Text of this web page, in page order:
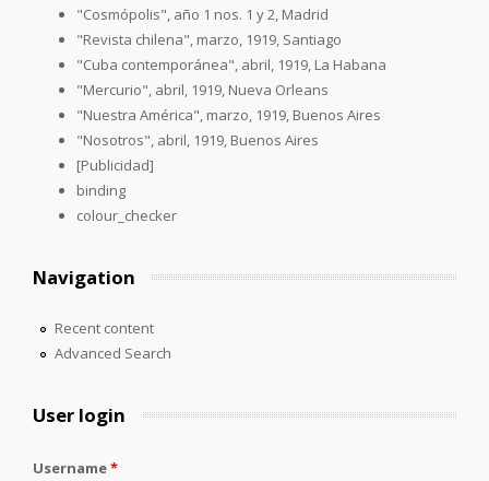
"Cosmópolis", año 1 nos. 1 y 2, Madrid
"Revista chilena", marzo, 1919, Santiago
"Cuba contemporánea", abril, 1919, La Habana
"Mercurio", abril, 1919, Nueva Orleans
"Nuestra América", marzo, 1919, Buenos Aires
"Nosotros", abril, 1919, Buenos Aires
[Publicidad]
binding
colour_checker
Navigation
Recent content
Advanced Search
User login
Username*